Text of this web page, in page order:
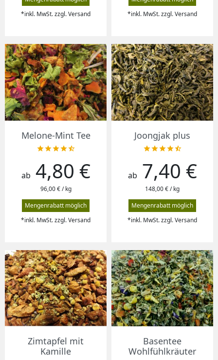
*inkl. MwSt. zzgl. Versand
*inkl. MwSt. zzgl. Versand
Melone-Mint Tee

Preis
ab 4,80 €
96,00 € / kg
Mengenrabatt möglich
*inkl. MwSt. zzgl. Versand
Joongjak plus

Preis
ab 7,40 €
148,00 € / kg
Mengenrabatt möglich
*inkl. MwSt. zzgl. Versand
Zimtapfel mit
Kamille
Basentee
Wohlfühlkräuter